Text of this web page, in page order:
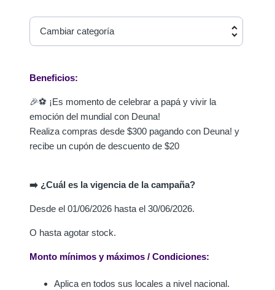
Cambiar categoría
Beneficios:
🎉⚽ ¡Es momento de celebrar a papá y vivir la
emoción del mundial con Deuna!
Realiza compras desde $300 pagando con Deuna! y
recibe un cupón de descuento de $20
➡️ ¿Cuál es la vigencia de la campaña?
Desde el 01/06/2026 hasta el 30/06/2026.
O hasta agotar stock.
Monto mínimos y máximos / Condiciones:
Aplica en todos sus locales a nivel nacional.